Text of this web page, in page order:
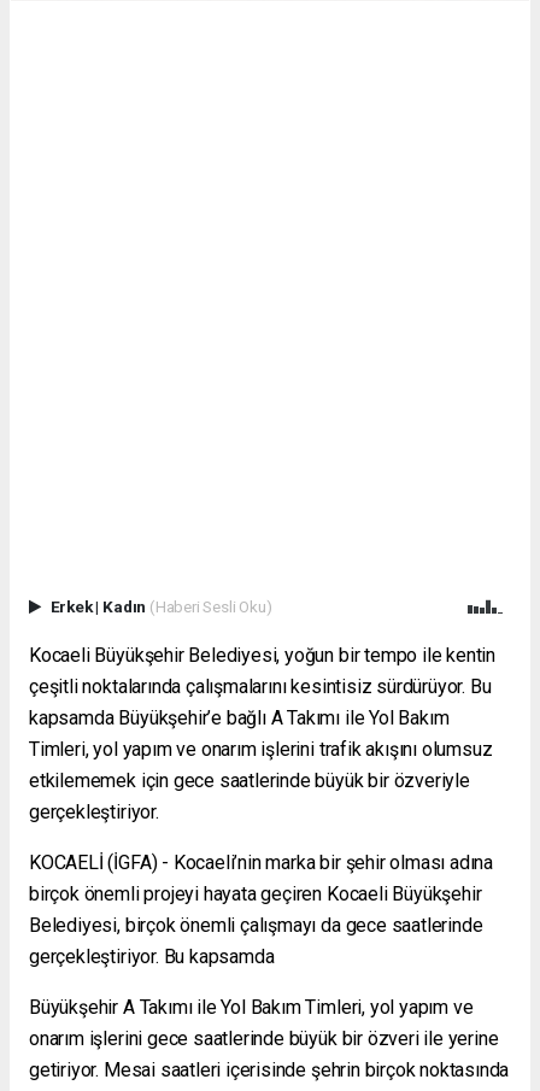
Erkek| Kadın (Haberi Sesli Oku)
Kocaeli Büyükşehir Belediyesi, yoğun bir tempo ile kentin
çeşitli noktalarında çalışmalarını kesintisiz sürdürüyor. Bu
kapsamda Büyükşehir’e bağlı A Takımı ile Yol Bakım
Timleri, yol yapım ve onarım işlerini trafik akışını olumsuz
etkilememek için gece saatlerinde büyük bir özveriyle
gerçekleştiriyor.
KOCAELİ (İGFA) - Kocaeli’nin marka bir şehir olması adına
birçok önemli projeyi hayata geçiren Kocaeli Büyükşehir
Belediyesi, birçok önemli çalışmayı da gece saatlerinde
gerçekleştiriyor. Bu kapsamda
Büyükşehir A Takımı ile Yol Bakım Timleri, yol yapım ve
onarım işlerini gece saatlerinde büyük bir özveri ile yerine
getiriyor. Mesai saatleri içerisinde şehrin birçok noktasında